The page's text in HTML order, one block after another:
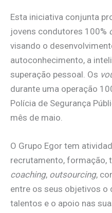
Esta iniciativa conjunta
jovens condutores 100%
visando o
autoconhecimento, a
superação pessoal. Os
durante uma operação
Polícia de Segurança
mês de maio.
O Grupo Egor tem
recrutamento, formação,
coaching, outsourcing,
entre os seus objetivos o
talentos e o apoio nas